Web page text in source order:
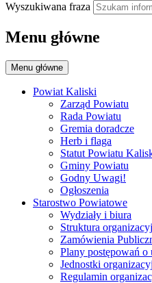
Wyszukiwana fraza
Menu główne
Menu główne
Powiat Kaliski
Zarząd Powiatu
Rada Powiatu
Gremia doradcze
Herb i flaga
Statut Powiatu
Gminy Powiatu
Godny Uwagi!
Ogłoszenia
Starostwo Powiatowe
Wydziały i biura
Struktura
Zamówienia
Plany postępowań o
Jednostki
Regulamin